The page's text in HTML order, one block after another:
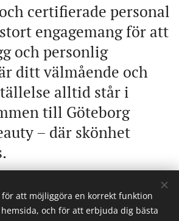
certifierade personal
engagemang för att
och personlig
ditt välmående och
alltid står i
till Göteborg
– där skönhet
för att möjliggöra en korrekt funktion
och för att erbjuda dig bästa